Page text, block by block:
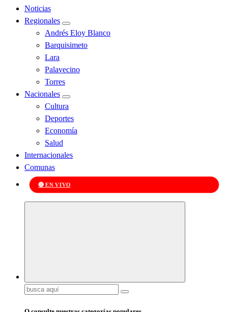
Noticias
Regionales
Andrés Eloy Blanco
Barquisimeto
Lara
Palavecino
Torres
Nacionales
Cultura
Deportes
Economía
Salud
Internacionales
Comunas
🔴 EN VIVO
Buscar: